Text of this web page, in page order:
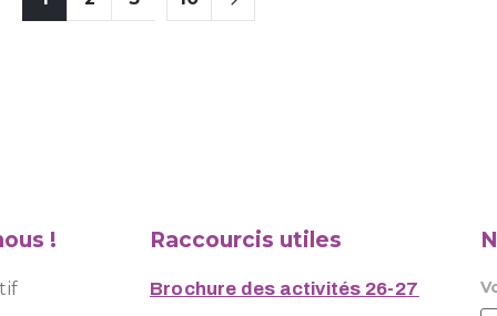
! Raccourcis utiles
Brochure des activités 26-27